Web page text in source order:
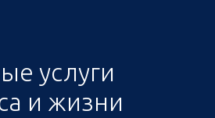
услуги
и жизни